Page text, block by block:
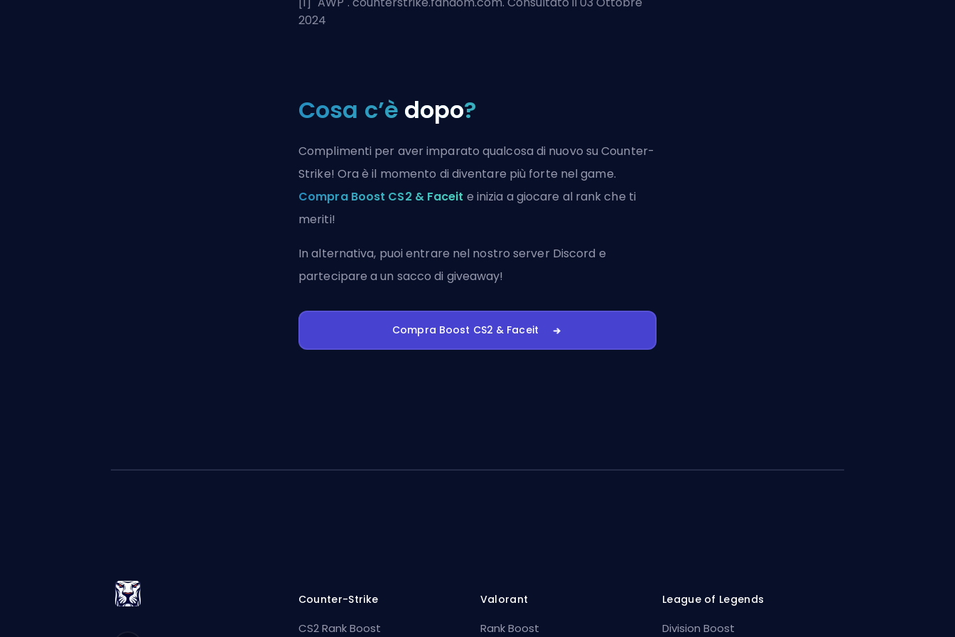
2024
Cosa c’è dopo?
Complimenti per aver imparato qualcosa di nuovo su Counter-
Strike! Ora è il momento di diventare più forte nel game.
Compra Boost CS2 & Faceit e inizia a giocare al rank che ti
meriti!
In alternativa, puoientrare nel nostro server Discord e
partecipare a un sacco di giveaway!
Compra Boost CS2 & Faceit
Counter-Strike
CS2 Rank Boost
Valorant
Rank Boost
League of Legends
Division Boost